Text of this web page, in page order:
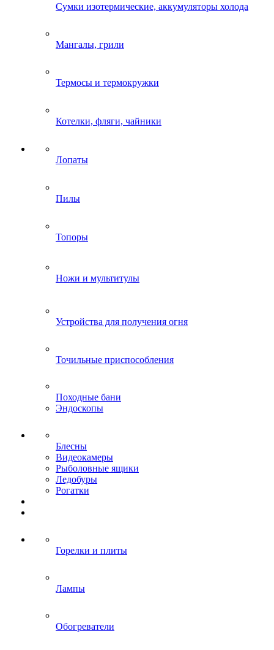
Сумки изотермические, аккумуляторы холода
Мангалы, грили
Термосы и термокружки
Котелки, фляги, чайники
Лопаты
Пилы
Топоры
Ножи и мультитулы
Устройства для получения огня
Точильные приспособления
Походные бани
Эндоскопы
Блесны
Видеокамеры
Рыболовные ящики
Ледобуры
Рогатки
Горелки и плиты
Лампы
Обогреватели